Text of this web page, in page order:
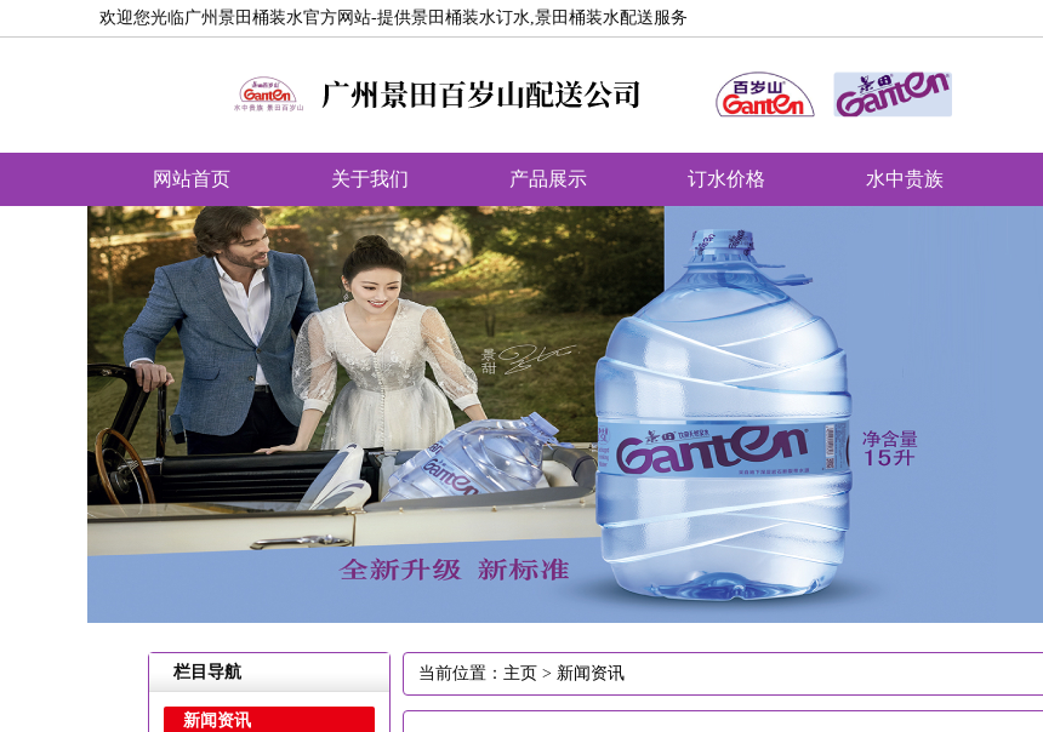
欢迎您光临广州景田桶装水官方网站-提供景田桶装水订水,景田桶装水配送服务
网站首页 关于我们 产品展示 订水价格 水中贵族
饮用水分类 商品相册 配送站点 主页
栏目导航
新闻资讯
当前位置： 主页 > 新闻资讯